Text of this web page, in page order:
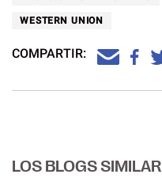
WESTERN UNION
COMPARTIR: